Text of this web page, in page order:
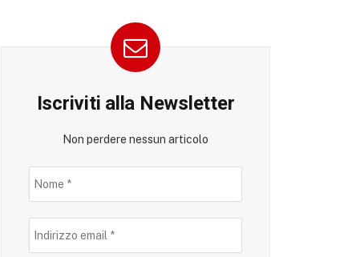
Iscriviti alla Newsletter
Non perdere nessun articolo